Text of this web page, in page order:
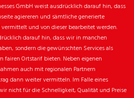
GmbH weist ausdrücklich darauf hin, dass
agiereren und sämtliche generierte
und von dieser bearbeitet werden.
darauf hin, dass wir in manchen
sondern die gewünschten Services als
fairen Ortstarif bieten. Neben eigenen
auch mit regionalen Partnern
dann weiter vermitteln. Im Falle eines
nicht für die Schnelligkeit, Qualität und Preise